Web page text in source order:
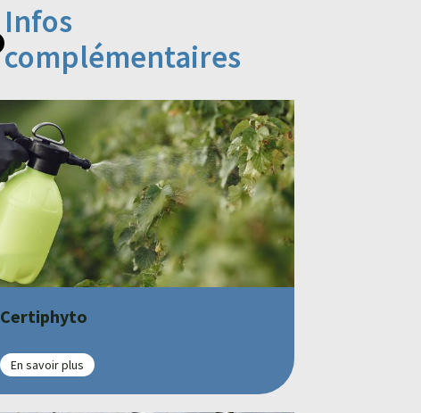
Infos
complémentaires
Certiphyto
En savoir plus